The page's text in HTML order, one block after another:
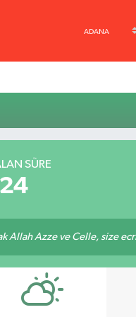
SÜRE
Allah Azze ve Celle, size